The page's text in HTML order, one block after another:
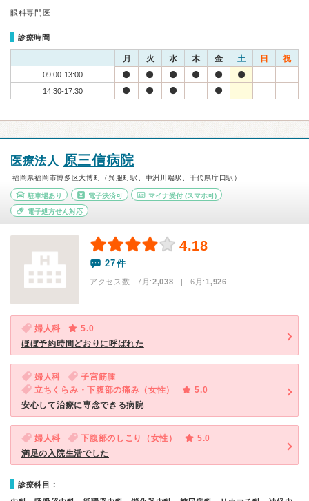
眼科専門医
診療時間
月 火 水 木 金 土 日 祝
09:00-13:00
14:30-17:30
医療法人 原三信病院
福岡県福岡市博多区大博町（呉服町駅、中洲川端駅、千代県庁口駅）
駐車場あり 電子決済可 マイナ受付 (スマホ可)
電子処方せん対応
4.18
27件
アクセス数 7月:2,038 | 6月:1,926
婦人科
5.0
ほぼ予約時間どおりに呼ばれた
婦人科
子宮筋腫
立ちくらみ・下腹部の痛み（女性）
5.0
安心して治療に専念できる病院
婦人科 下腹部のしこり（女性）
5.0
満足の入院生活でした
診療科目：